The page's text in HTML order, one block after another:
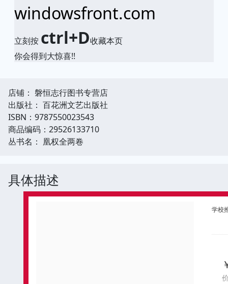
windowsfront.com
立刻按 ctrl+D收藏本页
你会得到大惊喜!!
店铺： 磐恒志行图书专营店
出版社： 百花洲文艺出版社
ISBN：9787550023543
商品编码：29526133710
丛书名： 凰权全两卷
具体描述
学校